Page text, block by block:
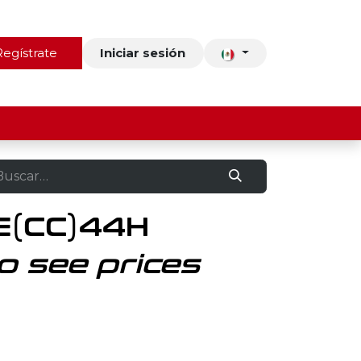
Contacto Iniciar sesión
see prices